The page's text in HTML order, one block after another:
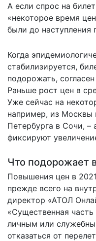
А если спрос на
«некоторое время
были до наступления
Когда
стабилизируется,
подорожать,
Раньше рост цен в
Уже сейчас на
например, из
Петербурга в Сочи, –
фиксируют
Что подорожает
Повышения цен в
прежде всего на
директор «АТОЛ
«Существенная
личным или
отказаться от